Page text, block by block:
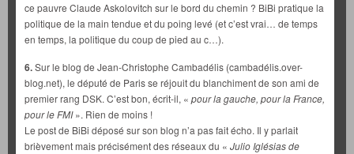
ce pauvre Claude Askolovitch sur le bord du chemin ? BiBi pratique la
politique de la main tendue et du poing levé (et c’est vrai… de temps
en temps, la politique du coup de pied au c…).
6.Sur le blog de Jean-Christophe Cambadélis (cambadélis.over-
blog.net), le député de Paris se réjouit du blanchiment de son ami de
premier rang DSK. C’est bon, écrit-il, « pour la gauche, pour la France,
pour le FMI». Rien de moins !
Le post de BiBi déposé sur son blog n’a pas fait écho. Il y parlait
brièvement mais précisément des réseaux du « Julio Iglésias de